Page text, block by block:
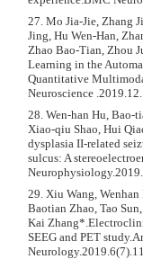
27. Mo Jia-Jie, Zhang
Jing, Hu Wen-Han,
Zhao Bao-Tian, Zhou
Learning in the
Quantitative
Neuroscience
28. Wen-han Hu, Bao-
Xiao-qiu Shao, Hui
dysplasia II-related
sulcus: A
29. Xiu Wang,
Baotian Zhao, Tao
Kai
SEEG and PET